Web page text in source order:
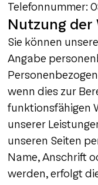
Telefonnummer:
Nutzung der
Sie können
Angabe
wenn dies zur
funktionsfähigen
unserer
unseren Seiten
Name, Anschrift
werden, erfolgt